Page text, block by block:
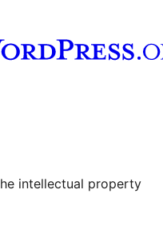
al YouTube
compte de Tumblr
intellectual property